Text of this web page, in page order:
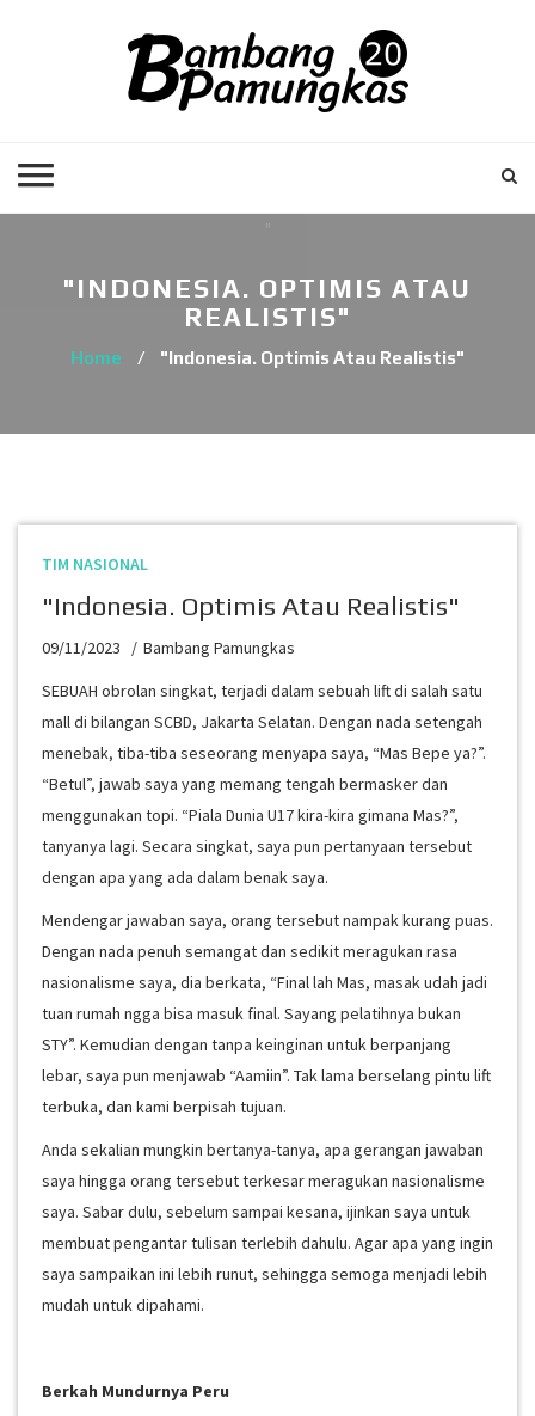
"INDONESIA. OPTIMIS ATAU
REALISTIS"
Home / "Indonesia. Optimis Atau Realistis"
TIM NASIONAL
"Indonesia. Optimis Atau Realistis"
09/11/2023
Bambang Pamungkas
SEBUAH obrolan singkat, terjadi dalam sebuah lift di salah satu
mall di bilangan SCBD, Jakarta Selatan. Dengan nada setengah
menebak, tiba-tiba seseorang menyapa saya, “Mas Bepe ya?”.
“Betul”, jawab saya yang memang tengah bermasker dan
menggunakan topi. “Piala Dunia U17 kira-kira gimana Mas?”,
tanyanya lagi. Secara singkat, saya pun pertanyaan tersebut
dengan apa yang ada dalam benak saya.
Mendengar jawaban saya, orang tersebut nampak kurang puas.
Dengan nada penuh semangat dan sedikit meragukan rasa
nasionalisme saya, dia berkata, “Final lah Mas, masak udah jadi
tuan rumah ngga bisa masuk final. Sayang pelatihnya bukan
STY”. Kemudian dengan tanpa keinginan untuk berpanjang
lebar, saya pun menjawab “Aamiin”. Tak lama berselang pintu lift
terbuka, dan kami berpisah tujuan.
Anda sekalian mungkin bertanya-tanya, apa gerangan jawaban
saya hingga orang tersebut terkesar meragukan nasionalisme
saya. Sabar dulu, sebelum sampai kesana, ijinkan saya untuk
membuat pengantar tulisan terlebih dahulu. Agar apa yang ingin
saya sampaikan ini lebih runut, sehingga semoga menjadi lebih
mudah untuk dipahami.
Berkah Mundurnya Peru